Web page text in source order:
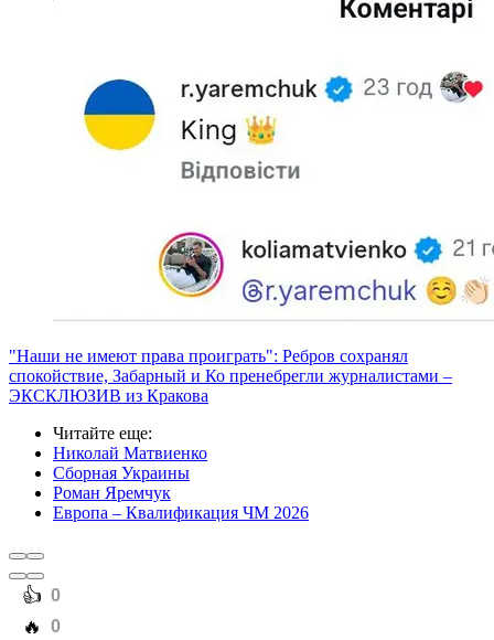
"Наши не имеют права проиграть": Ребров сохранял
спокойствие, Забарный и Ко пренебрегли журналистами –
ЭКСКЛЮЗИВ из Кракова
Читайте еще:
Николай Матвиенко
Сборная Украины
Роман Яремчук
Европа – Квалификация ЧМ 2026
️👍 0
️🔥 0